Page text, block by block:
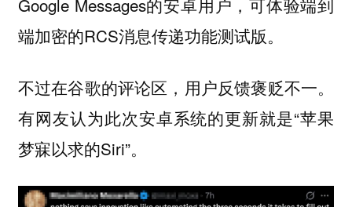
端加密的RCS消息传递功能测试版。
不过在谷歌的评论区，用户反馈褒贬不一。
有网友认为此次安卓系统的更新就是“苹果
梦寐以求的Siri”。